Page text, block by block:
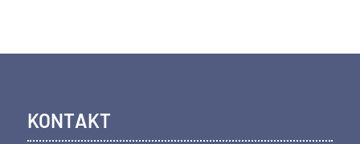
KONTAKT